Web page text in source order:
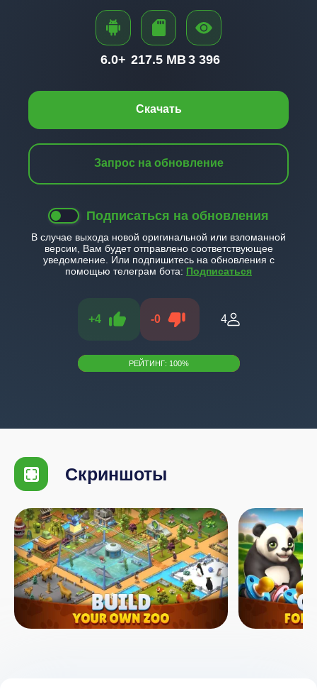
Скачать
Запрос на обновление
Подписаться на обновления
В случае выхода новой оригинальной или взломанной
версии, Вам будет отправлено соответствующее
уведомление. Или подпишитесь на обновления с
помощью телеграм бота: Подписаться
+4 -0 4
РЕЙТИНГ: 100%
6.0+ 217.5 MB3 396
Скриншоты